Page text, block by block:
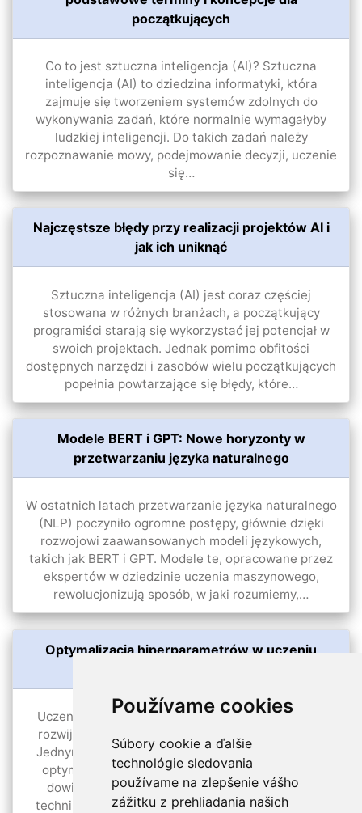
Používame cookies
Súbory cookie a ďalšie
technológie sledovania
používame na zlepšenie vášho
zážitku z prehliadania našich
początkujących
Co to jest sztuczna inteligencja (AI)? Sztuczna
inteligencja (AI) to dziedzina informatyki, która
zajmuje się tworzeniem systemów zdolnych do
wykonywania zadań, które normalnie wymagałyby
ludzkiej inteligencji. Do takich zadań należy
rozpoznawanie mowy, podejmowanie decyzji, uczenie
się…
Najczęstsze błędy przy realizacji projektów AI i
jak ich uniknąć
Sztuczna inteligencja (AI) jest coraz częściej
stosowana w różnych branżach, a początkujący
programiści starają się wykorzystać jej potencjał w
swoich projektach. Jednak pomimo obfitości
dostępnych narzędzi i zasobów wielu początkujących
popełnia powtarzające się błędy, które…
Modele BERT i GPT: Nowe horyzonty w
przetwarzaniu języka naturalnego
W ostatnich latach przetwarzanie języka naturalnego
(NLP) poczyniło ogromne postępy, głównie dzięki
rozwojowi zaawansowanych modeli językowych,
takich jak BERT i GPT. Modele te, opracowane przez
ekspertów w dziedzinie uczenia maszynowego,
rewolucjonizują sposób, w jaki rozumiemy,…
Optymalizacja hiperparametrów w uczeniu
Uczenie maszynowe to dyscyplina, która stale się
rozwija i wymaga ciągłego udoskonalania modeli.
Jednym z kluczowych aspektów tego procesu jest
optymalizacja hiperparametrów. W tym artykule
dowiesz się, czym właściwie jest, jakie istnieją
techniki skutecznego wykonywania tego zadania i